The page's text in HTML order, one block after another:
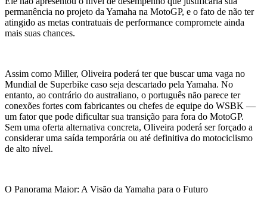
permanência no projeto da Yamaha na MotoGP, e o fato de não ter
atingido as metas contratuais de performance compromete ainda
mais suas chances.
Assim como Miller, Oliveira poderá ter que buscar uma vaga no
Mundial de Superbike caso seja descartado pela Yamaha. No
entanto, ao contrário do australiano, o português não parece ter
conexões fortes com fabricantes ou chefes de equipe do WSBK —
um fator que pode dificultar sua transição para fora do MotoGP.
Sem uma oferta alternativa concreta, Oliveira poderá ser forçado a
considerar uma saída temporária ou até definitiva do motociclismo
de alto nível.
O Panorama Maior: A Visão da Yamaha para o Futuro